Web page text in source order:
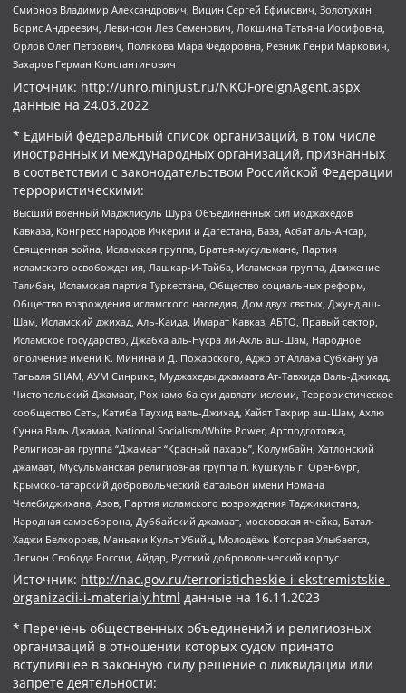
Смирнов Владимир Александрович, Вицин Сергей Ефимович, Золотухин
Борис Андреевич, Левинсон Лев Семенович, Локшина Татьяна Иосифовна,
Орлов Олег Петрович, Полякова Мара Федоровна, Резник Генри Маркович,
Захаров Герман Константинович
Источник: http://unro.minjust.ru/NKOForeignAgent.aspx
данные на 24.03.2022
* Единый федеральный список организаций, в том числе
иностранных и международных организаций, признанных
в соответствии с законодательством Российской Федерации
террористическими:
Высший военный Маджлисуль Шура Объединенных сил моджахедов
Кавказа, Конгресс народов Ичкерии и Дагестана, База, Асбат аль-Ансар,
Священная война, Исламская группа, Братья-мусульмане, Партия
исламского освобождения, Лашкар-И-Тайба, Исламская группа, Движение
Талибан, Исламская партия Туркестана, Общество социальных реформ,
Общество возрождения исламского наследия, Дом двух святых, Джунд аш-
Шам, Исламский джихад, Аль-Каида, Имарат Кавказ, АБТО, Правый сектор,
Исламское государство, Джабха аль-Нусра ли-Ахль аш-Шам, Народное
ополчение имени К. Минина и Д. Пожарского, Аджр от Аллаха Субхану уа
Тагьаля SHAM, АУМ Синрике, Муджахеды джамаата Ат-Тавхида Валь-Джихад,
Чистопольский Джамаат, Рохнамо ба суи давлати исломи, Террористическое
сообщество Сеть, Катиба Таухид валь-Джихад, Хайят Тахрир аш-Шам, Ахлю
Сунна Валь Джамаа, National Socialism/White Power, Артподготовка,
Религиозная группа “Джамаат “Красный пахарь”, Колумбайн, Хатлонский
джамаат, Мусульманская религиозная группа п. Кушкуль г. Оренбург,
Крымско-татарский добровольческий батальон имени Номана
Челебиджихана, Азов, Партия исламского возрождения Таджикистана,
Народная самооборона, Дуббайский джамаат, московская ячейка, Батал-
Хаджи Белхороев, Маньяки Культ Убийц, Молодёжь Которая Улыбается,
Легион Свобода России, Айдар, Русский добровольческий корпус
Источник: http://nac.gov.ru/terroristicheskie-i-ekstremistskie-
organizacii-i-materialy.html данные на 16.11.2023
* Перечень общественных объединений и религиозных
организаций в отношении которых судом принято
вступившее в законную силу решение о ликвидации или
запрете деятельности: